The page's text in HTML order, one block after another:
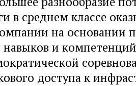
в среднем классе
на основании
и
доступа к